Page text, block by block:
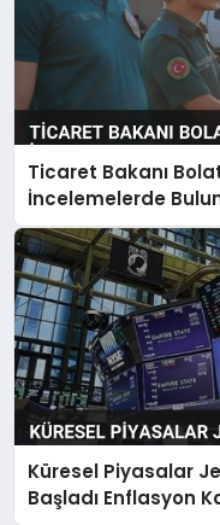
Ticaret Bakanı Bolat
İncelemelerde
Küresel Piyasalar
Başladı Enflasyon